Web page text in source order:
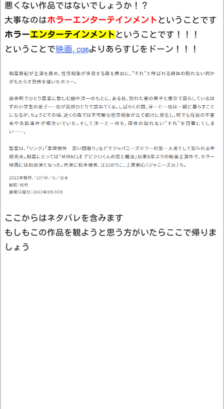
悪くない作品ではないでしょうか！？
大事なのはホラーエンターテインメント ということです
ホラーエンターテインメント ということです！！！
ということで映画.comよりあらすじをドーン！！！
ここからはネタバレを含みます
もしもこの作品を観ようと思う方がいたらここで帰りま
しょう